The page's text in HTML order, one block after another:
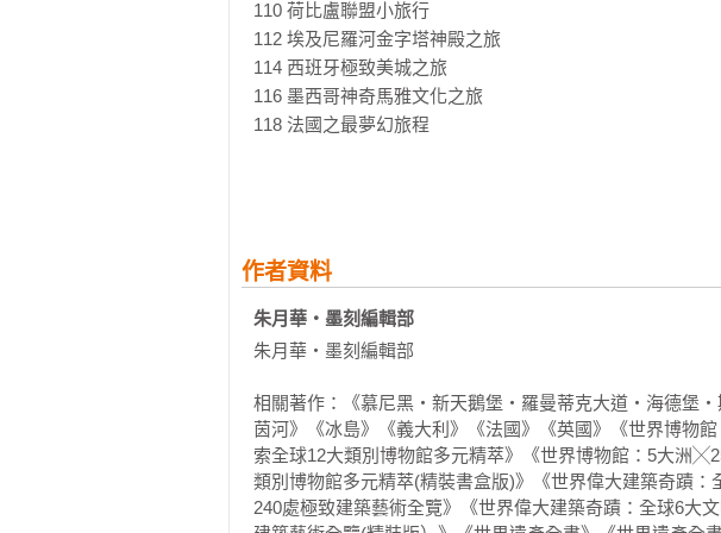
★168國世界遺產分區深入報導，一次全收錄！
本書以50萬字詳實介紹遍及歐洲、亞洲、美洲、非洲、大
5000張照片、180張地圖，一書在手，暢遊全球！
110 荷比盧聯盟小旅行
112 埃及尼羅河金字塔神殿之旅
114 西班牙極致美城之旅
116 墨西哥神奇馬雅文化之旅
118 法國之最夢幻旅程
487 非洲
607 大洋洲
作者資料
朱月華‧墨刻編輯部
朱月華‧墨刻編輯部
相關著作：《慕尼黑‧新天鵝堡‧羅曼蒂克大道‧海德堡
茵河》《冰島》《義大利》《法國》《英國》《世界博物
索全球12大類別博物館多元精萃》《世界博物館：5大洲
類別博物館多元精萃(精裝書盒版)》《世界偉大建築奇蹟
240處極致建築藝術全覽》《世界偉大建築奇蹟：全球6大